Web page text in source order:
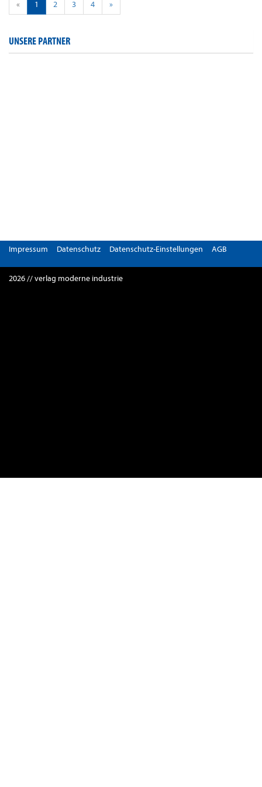
« 1 2 3 4 »
UNSERE PARTNER
Impressum Datenschutz Datenschutz-Einstellungen AGB
2026 // verlag moderne industrie